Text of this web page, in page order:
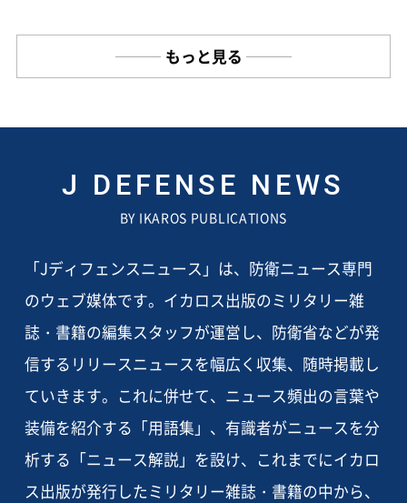
もっと見る
J DEFENSE NEWS
BY IKAROS PUBLICATIONS
「Jディフェンスニュース」は、防衛ニュース専門
のウェブ媒体です。イカロス出版のミリタリー雑
誌・書籍の編集スタッフが運営し、防衛省などが発
信するリリースニュースを幅広く収集、随時掲載し
ていきます。これに併せて、ニュース頻出の言葉や
装備を紹介する「用語集」、有識者がニュースを分
析する「ニュース解説」を設け、これまでにイカロ
ス出版が発行したミリタリー雑誌・書籍の中から、